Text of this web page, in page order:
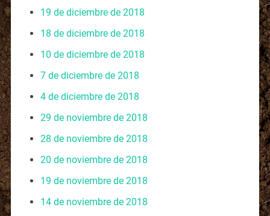
19 de diciembre de 2018
18 de diciembre de 2018
10 de diciembre de 2018
7 de diciembre de 2018
4 de diciembre de 2018
29 de noviembre de 2018
28 de noviembre de 2018
20 de noviembre de 2018
19 de noviembre de 2018
14 de noviembre de 2018